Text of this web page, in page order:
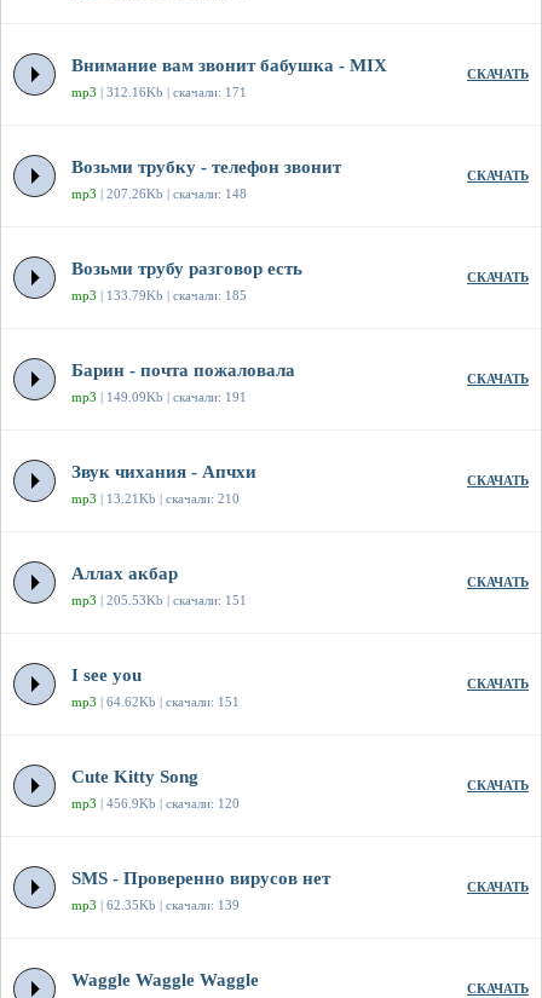
Внимание вам звонит бабушка - MIX
mp3 | 312.16Kb | скачали: 171
СКАЧАТЬ
Возьми трубку - телефон звонит
mp3 | 207.26Kb | скачали: 148
СКАЧАТЬ
Возьми трубу разговор есть
mp3 | 133.79Kb | скачали: 185
СКАЧАТЬ
Барин - почта пожаловала
mp3 | 149.09Kb | скачали: 191
СКАЧАТЬ
Звук чихания - Апчхи
mp3 | 13.21Kb | скачали: 210
СКАЧАТЬ
Аллах акбар
mp3 | 205.53Kb | скачали: 151
СКАЧАТЬ
I see you
mp3 | 64.62Kb | скачали: 151
СКАЧАТЬ
Cute Kitty Song
mp3 | 456.9Kb | скачали: 120
СКАЧАТЬ
SMS - Проверенно вирусов нет
mp3 | 62.35Kb | скачали: 139
СКАЧАТЬ
Waggle Waggle Waggle СКАЧАТЬ